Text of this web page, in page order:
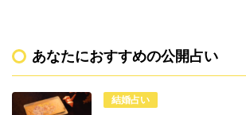
あなたにおすすめの公開占い
結婚占い